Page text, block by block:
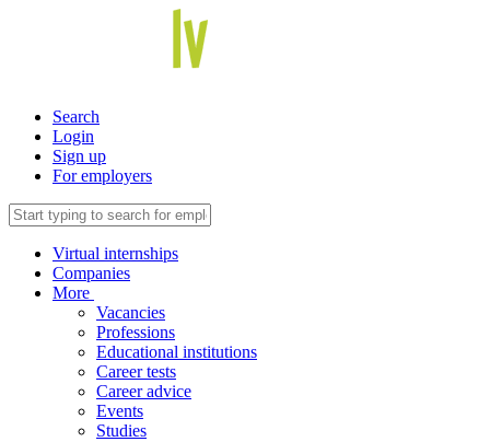
Search
Login
Sign up
For employers
Virtual internships
Companies
More
Vacancies
Professions
Educational institutions
Career tests
Career advice
Events
Studies